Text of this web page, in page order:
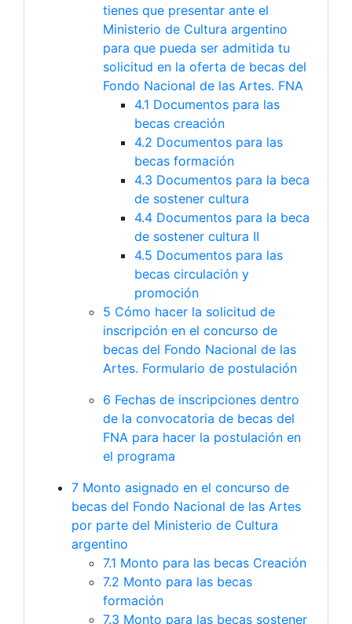
tienes que presentar ante el
Ministerio de Cultura argentino
para que pueda ser admitida tu
solicitud en la oferta de becas del
Fondo Nacional de las Artes. FNA
4.1 Documentos para las
becas creación
4.2 Documentos para las
becas formación
4.3 Documentos para la beca
de sostener cultura
4.4 Documentos para la beca
de sostener cultura II
4.5 Documentos para las
becas circulación y
promoción
5 Cómo hacer la solicitud de
inscripción en el concurso de
becas del Fondo Nacional de las
Artes. Formulario de postulación
6 Fechas de inscripciones dentro
de la convocatoria de becas del
FNA para hacer la postulación en
el programa
7 Monto asignado en el concurso de
becas del Fondo Nacional de las Artes
por parte del Ministerio de Cultura
argentino
7.1 Monto para las becas Creación
7.2 Monto para las becas
formación
7.3 Monto para las becas sostener